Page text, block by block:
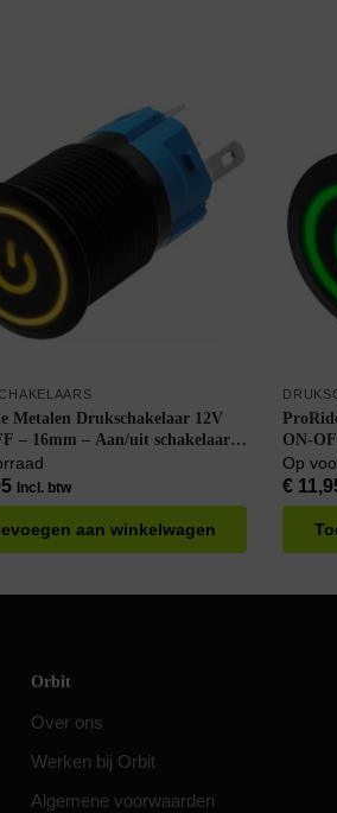
Metalen Drukschakelaar 12V
– 16mm – Aan/uit schakelaar –
– 12V/24V – LED
Geel
Incl. btw
aan winkelwagen
ON-
Op
€
Orbit
Over ons
Werken bij Orbit
Algemene voorwaarden